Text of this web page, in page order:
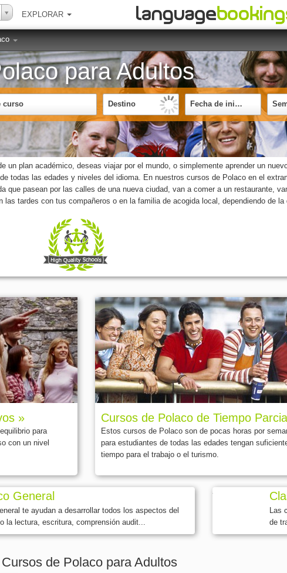
EXPLORAR
para Adultos
curso Destino Fecha de inicio
un plan académico, deseas viajar por el mundo, o simplemente aprender un
todas las edades y niveles del idioma. En nuestros cursos de Polaco en el
que pasean por las calles de una nueva ciudad, van a comer a un restaurante,
las tardes con tus compañeros o en la familia de acogida local, dependiendo de
»
para
con un nivel
Cursos de Polaco de Tiempo
Estos cursos de Polaco son de pocas horas por
para estudiantes de todas las edades tengan
tiempo para el trabajo o el turismo.
General
te ayudan a desarrollar todos los aspectos del
la lectura, escritura, comprensión audit...
Las
de
de Polaco para Adultos